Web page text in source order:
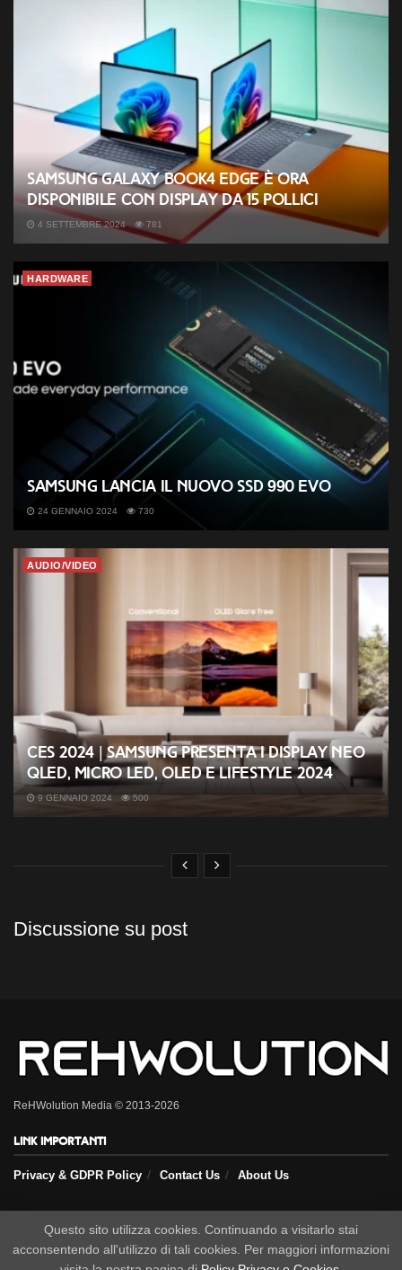
Samsung Galaxy Book4 Edge è ora
disponibile con display da 15 pollici
4 SETTEMBRE 2024 781
HARDWARE
Samsung lancia il nuovo SSD 990 EVO
24 GENNAIO 2024 730
AUDIO/VIDEO
CES 2024 | Samsung presenta i display Neo
QLED, MICRO LED, OLED e Lifestyle 2024
9 GENNAIO 2024 500
Discussione su post
ReHWolution Media © 2013-2026
Link importanti
Privacy & GDPR Policy Contact Us About Us
Seguici sui nostri social
Questo sito utilizza cookies. Continuando a visitarlo stai
acconsentendo all'utilizzo di tali cookies. Per maggiori informazioni